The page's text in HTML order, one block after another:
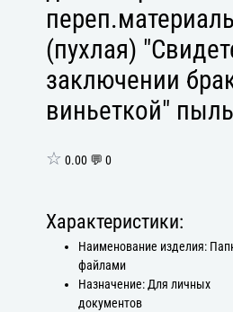
(пухлая)
заключении
виньеткой"
☆ 0.00 💬 0
Характеристики:
Наименование изделия:
файлами
Назначение: Для личных
документов